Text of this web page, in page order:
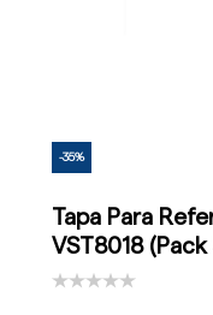
-35%
Tapa Para
VST8018 (Pack